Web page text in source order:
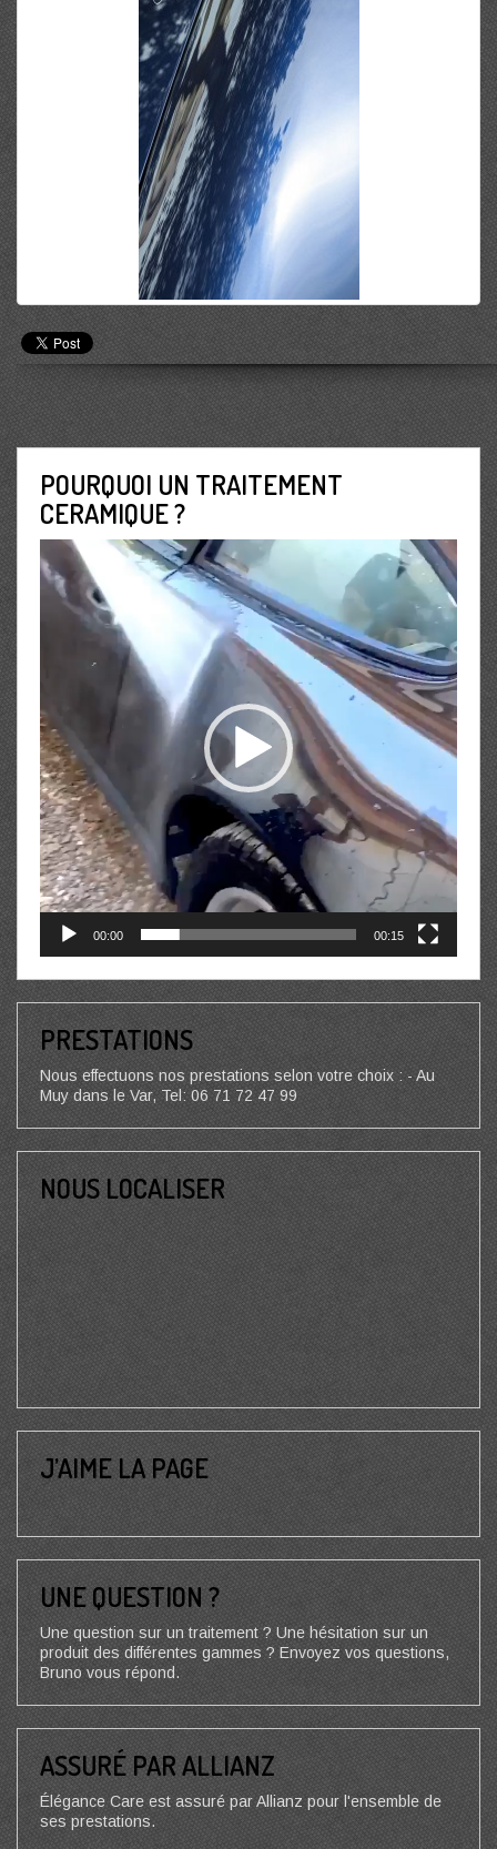
POURQUOI UN TRAITEMENT
CERAMIQUE ?
Lecteur
vidéo
00:00 00:15
PRESTATIONS
Nous effectuons nos prestations selon votre choix : - Au
Muy dans le Var, Tel: 06 71 72 47 99
NOUS LOCALISER
J’AIME LA PAGE
UNE QUESTION ?
Une question sur un traitement ? Une hésitation sur un
produit des différentes gammes ? Envoyez vos questions,
Bruno vous répond.
ASSURÉ PAR ALLIANZ
Élégance Care est assuré par Allianz pour l'ensemble de
ses prestations.